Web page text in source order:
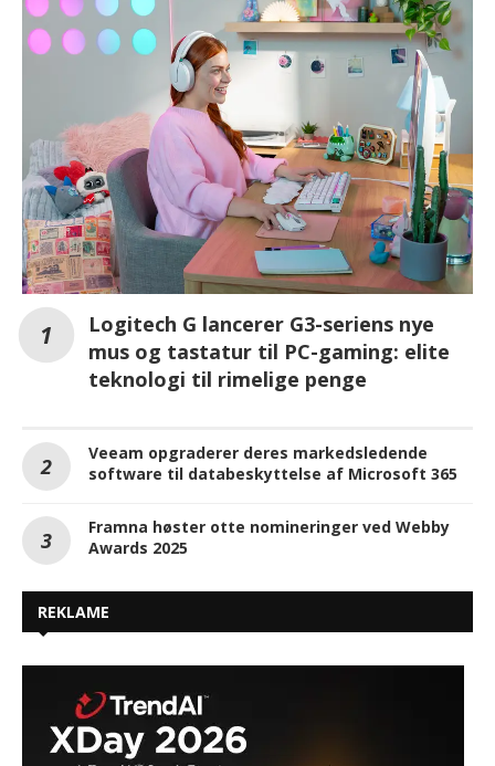
Logitech G lancerer G3-seriens nye
mus og tastatur til PC-gaming: elite
teknologi til rimelige penge
Veeam opgraderer deres markedsledende
software til databeskyttelse af Microsoft 365
Framna høster otte nomineringer ved Webby
Awards 2025
REKLAME